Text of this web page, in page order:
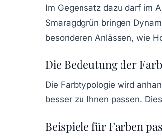
Im Gegensatz dazu darf im
Smaragdgrün bringen
besonderen Anlässen, wie
Die Bedeutung der
Die Farbtypologie wird
besser zu Ihnen passen.
Beispiele für Farben